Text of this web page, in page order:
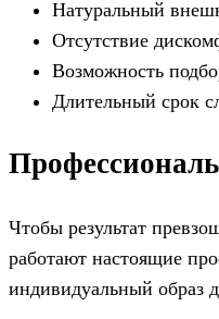
Натуральный
Отсутствие
Возможность
Длительный срок
Чтобы результат
работают настоящие
индивидуальный образ